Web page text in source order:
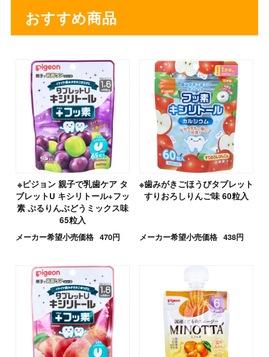
おすすめ商品
※ピジョン 親子で乳歯ケア タ
ブレットU キシリトール+フッ
素 ぷるりんぶどうミックス味
65粒入
メーカー希望小売価格 470円
※歯みがきごほうびタブレット
すりおろしりんご味 60粒入
メーカー希望小売価格 438円